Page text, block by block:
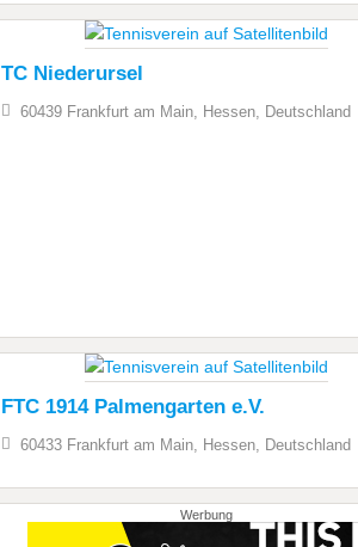
TC Niederursel
60439 Frankfurt am Main, Hessen, Deutschland
FTC 1914 Palmengarten e.V.
60433 Frankfurt am Main, Hessen, Deutschland
Werbung